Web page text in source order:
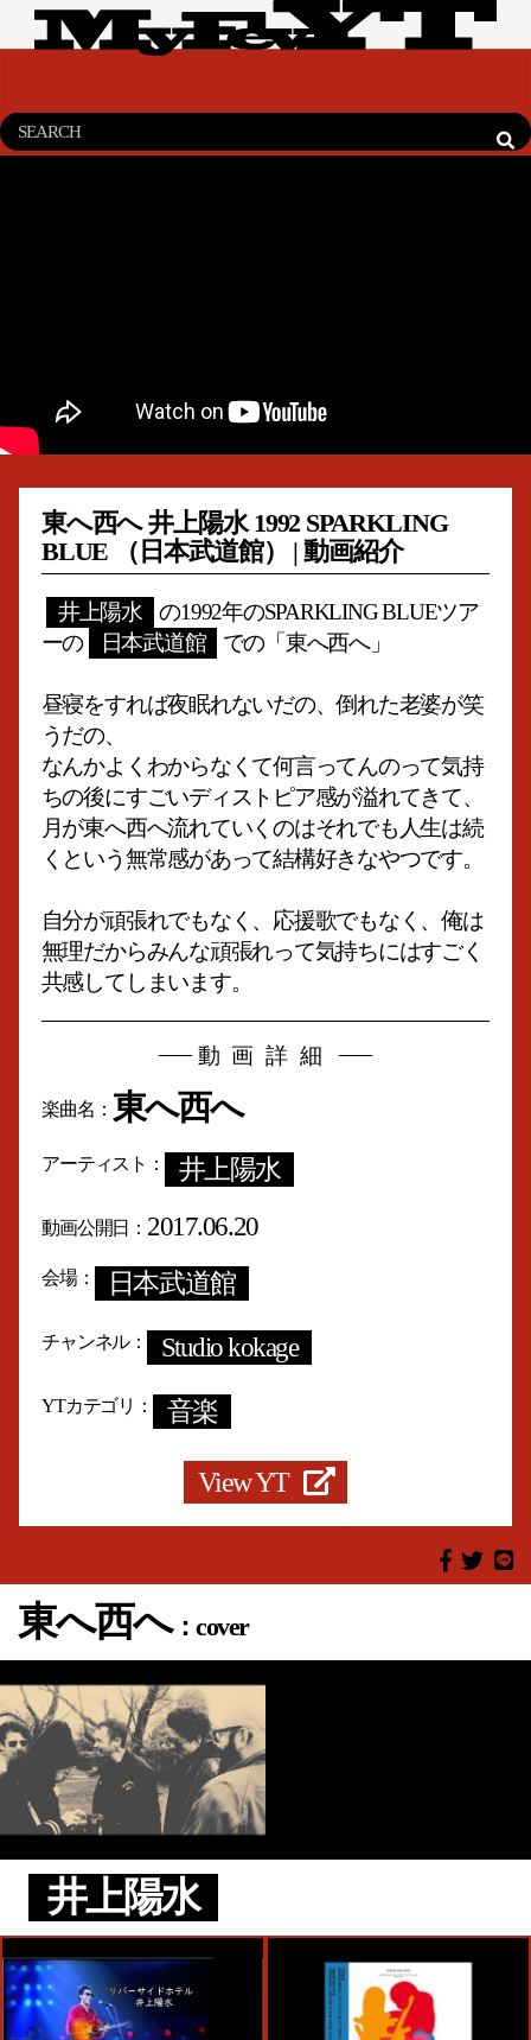
東へ西へ 井上陽水 1992 SPARKLING
BLUE （日本武道館） | 動画紹介
井上陽水
の1992年のSPARKLING BLUEツア
ーの
日本武道館 での「東へ西へ」
昼寝をすれば夜眠れないだの、倒れた老婆が笑
うだの、
なんかよくわからなくて何言ってんのって気持
ちの後にすごいディストピア感が溢れてきて、
月が東へ西へ流れていくのはそれでも人生は続
くという無常感があって結構好きなやつです。
自分が頑張れでもなく、応援歌でもなく、俺は
無理だからみんな頑張れって気持ちにはすごく
共感してしまいます。
動画詳細
楽曲名 東へ西へ
アーティスト 井上陽水
動画公開日 2017.06.20
会場 日本武道館
チャンネル Studio kokage
YTカテゴリ 音楽
View YT
東へ西へ：cover
井上陽水